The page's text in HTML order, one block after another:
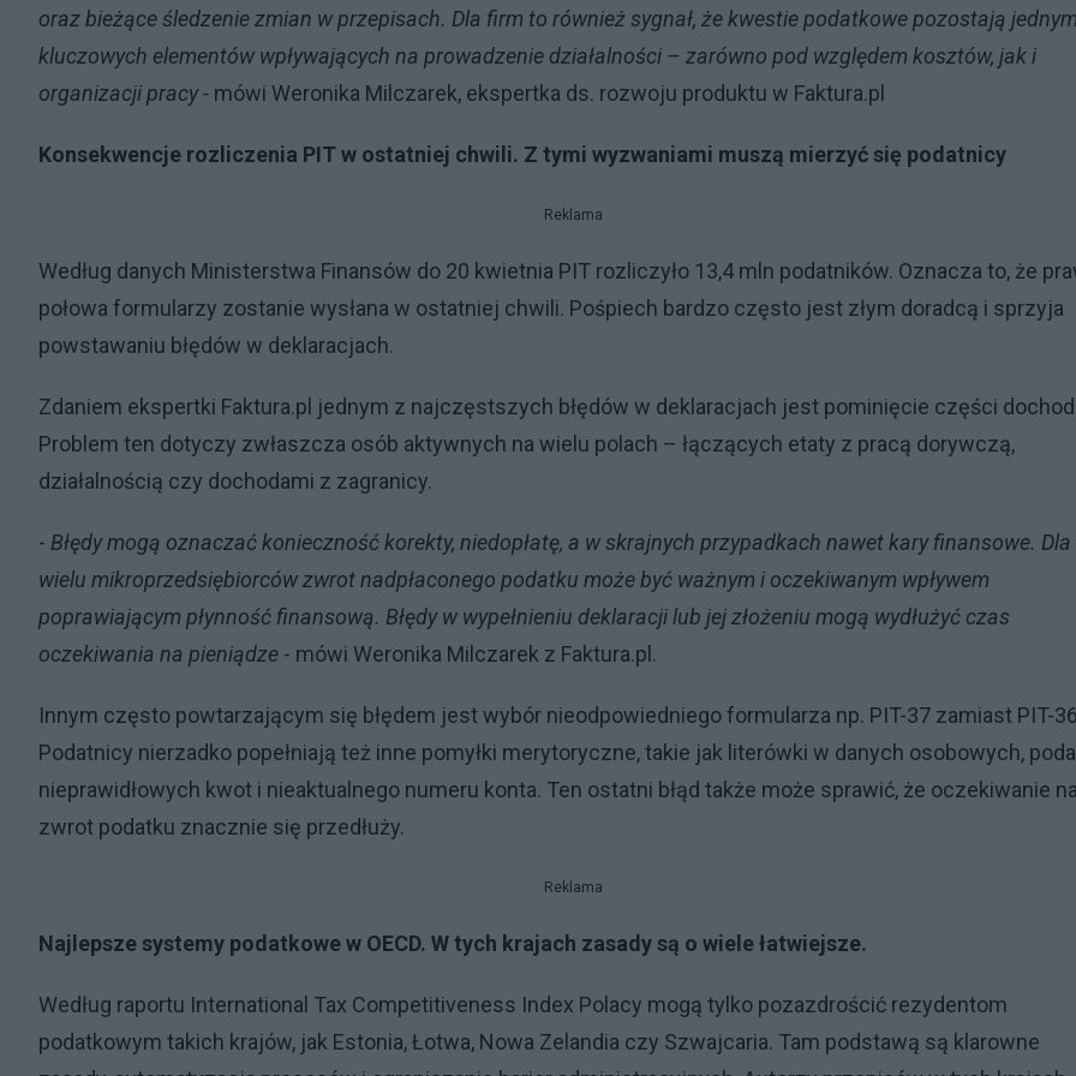
oraz bieżące śledzenie zmian w przepisach. Dla firm to również sygnał, że kwestie podatkowe pozostają
kluczowych elementów wpływających na prowadzenie działalności – zarówno pod względem kosztów, jak i
organizacji pracy - mówi Weronika Milczarek, ekspertka ds. rozwoju produktu w Faktura.pl
Konsekwencje rozliczenia PIT w ostatniej chwili. Z tymi wyzwaniami muszą mierzyć się podatnicy
Reklama
Według danych Ministerstwa Finansów do 20 kwietnia PIT rozliczyło 13,4 mln podatników. Oznacza to, że
połowa formularzy zostanie wysłana w ostatniej chwili. Pośpiech bardzo często jest złym doradcą i sprzyja
powstawaniu błędów w deklaracjach.
Zdaniem ekspertki Faktura.pl jednym z najczęstszych błędów w deklaracjach jest pominięcie części
Problem ten dotyczy zwłaszcza osób aktywnych na wielu polach – łączących etaty z pracą dorywczą,
działalnością czy dochodami z zagranicy.
- Błędy mogą oznaczać konieczność korekty, niedopłatę, a w skrajnych przypadkach nawet kary finansowe. Dla
wielu mikroprzedsiębiorców zwrot nadpłaconego podatku może być ważnym i oczekiwanym wpływem
poprawiającym płynność finansową. Błędy w wypełnieniu deklaracji lub jej złożeniu mogą wydłużyć czas
oczekiwania na pieniądze - mówi Weronika Milczarek z Faktura.pl.
Innym często powtarzającym się błędem jest wybór nieodpowiedniego formularza np. PIT-37 zamiast PIT-
Podatnicy nierzadko popełniają też inne pomyłki merytoryczne, takie jak literówki w danych osobowych,
nieprawidłowych kwot i nieaktualnego numeru konta. Ten ostatni błąd także może sprawić, że oczekiwanie na
zwrot podatku znacznie się przedłuży.
Reklama
Najlepsze systemy podatkowe w OECD. W tych krajach zasady są o wiele łatwiejsze.
Według raportu International Tax Competitiveness Index Polacy mogą tylko pozazdrościć rezydentom
podatkowym takich krajów, jak Estonia, Łotwa, Nowa Zelandia czy Szwajcaria. Tam podstawą są klarowne